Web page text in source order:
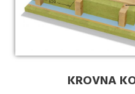
KROVNA